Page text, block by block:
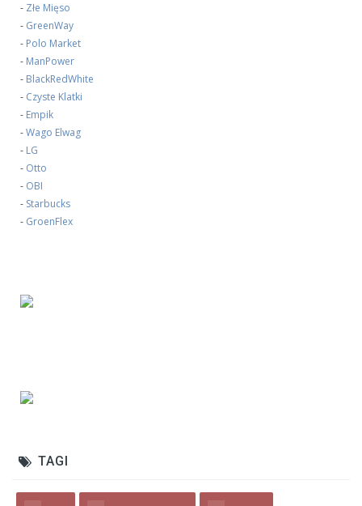
- Złe Mięso
- GreenWay
- Polo Market
- ManPower
- BlackRedWhite
- Czyste Klatki
- Empik
-Wago Elwag
- LG
- Otto
- OBI
- Starbucks
- GroenFlex
TAGI